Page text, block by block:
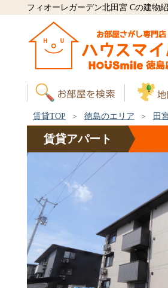
フィオーレガーデン北田宮 Cの建物
賃貸TOP 徳島のエリア 田
賃貸アパート